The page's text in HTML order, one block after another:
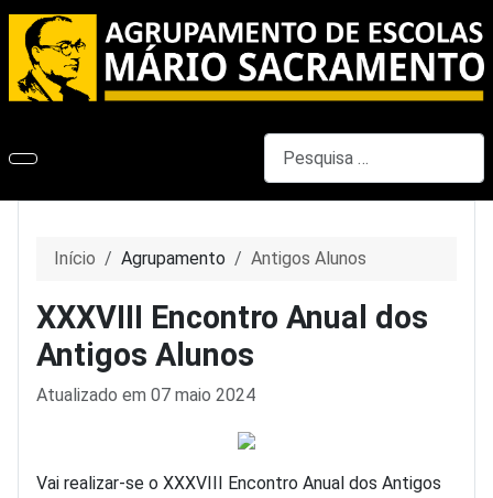
Início Agrupamento Antigos Alunos
XXXVIII Encontro Anual dos
Antigos Alunos
Detalhes
Atualizado em 07 maio 2024
Vai realizar-se o XXXVIII Encontro Anual dos Antigos